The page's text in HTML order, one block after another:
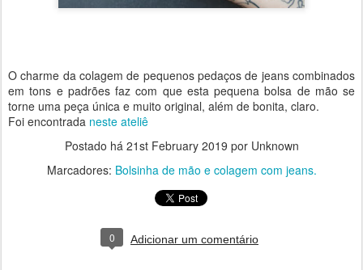
O charme da colagem de pequenos pedaços de jeans combinados
em tons e padrões faz com que esta pequena bolsa de mão se
torne uma peça única e muito original, além de bonita, claro.
Foi encontrada neste ateliê
Postado há 21st February 2019 por Unknown
Marcadores: Bolsinha de mão e colagem com jeans.
0 Adicionar um comentário